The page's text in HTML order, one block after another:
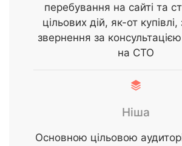
перебування на сайті та
цільових дій, як-от
звернення за
на СТО
Ніша
Основною цільовою